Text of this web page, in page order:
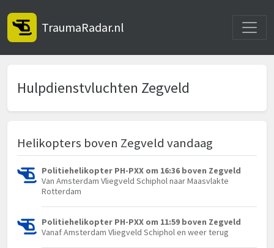
TraumaRadar.nl
Hulpdienstvluchten Zegveld
Helikopters boven Zegveld vandaag
Politiehelikopter PH-PXX om 16:36 boven Zegveld
Van Amsterdam Vliegveld Schiphol naar Maasvlakte
Rotterdam
Politiehelikopter PH-PXX om 11:59 boven Zegveld
Vanaf Amsterdam Vliegveld Schiphol en weer terug